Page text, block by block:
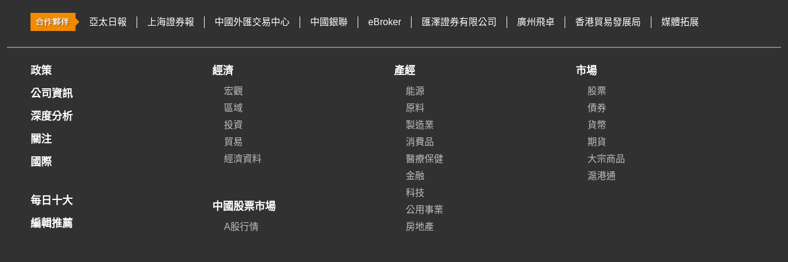
亞太日報 上海證券報 中國外匯交易中心 中國銀聯 eBroker 匯澤證券有限公司 廣州飛卓 香港貿易發展局 媒體拓展
政策
公司資訊
深度分析
關注
國際
每日十大
編輯推薦
經濟
宏觀
區域
投資
貿易
經濟資料
中國股票市場
A股行情
產經
能源
原料
製造業
消費品
醫療保健
金融
科技
公用事業
房地產
市場
股票
債券
貨幣
期貨
大宗商品
滬港通